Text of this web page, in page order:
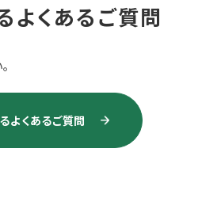
よくあるご質問
よくあるご質問